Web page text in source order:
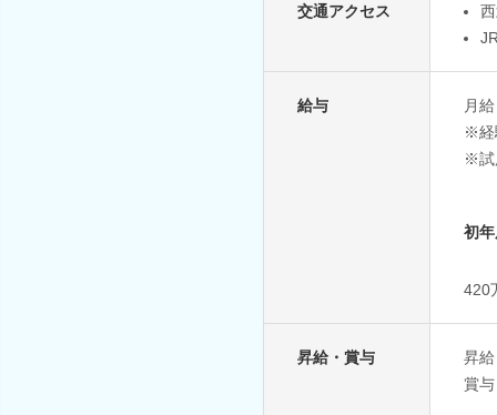
交通アクセス
給与
月
※経
※試
初
420
昇給・賞与
昇
賞